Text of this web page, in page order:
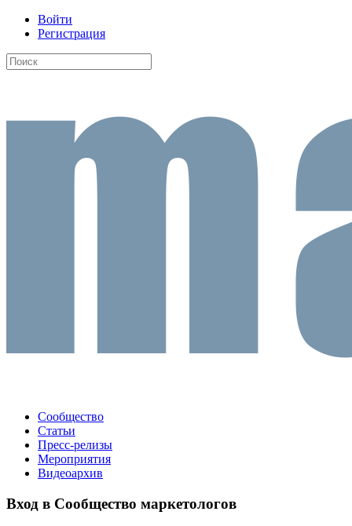
Войти
Регистрация
Сообщество
Статьи
Пресс-релизы
Мероприятия
Видеоархив
Вход в Сообщество маркетологов